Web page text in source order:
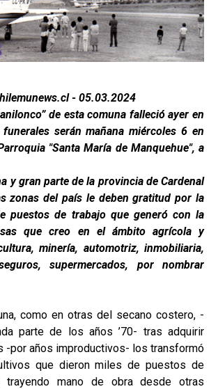
- 05.03.2024
de esta comuna falleció ayer en
serán mañana miércoles 6 en
"Santa María de Manquehue", a
y gran parte de la provincia de Cardenal
zonas del país le deben gratitud por la
puestos de trabajo que generó con la
que creo en el ámbito agrícola y
minería, automotriz, inmobiliaria,
supermercados, por nombrar
como en otras del secano costero, -
parte de los años ’70- tras adquirir
-por años improductivos- los transformó
que dieron miles de puestos de
trayendo mano de obra desde otras